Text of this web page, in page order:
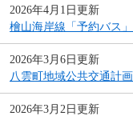
2026年4月1日更新
檜山海岸線「予約バス
2026年3月6日更新
八雲町地域公共交通計
2026年3月2日更新